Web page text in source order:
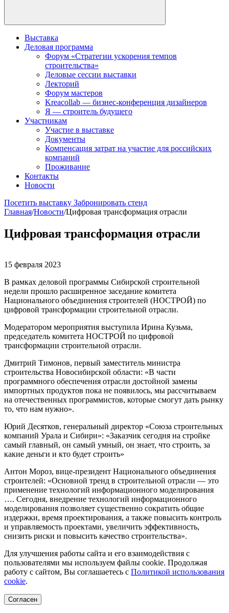
Выставка
Деловая программа
Форум «Стратегии ускорения темпов
строительства»
Деловые сессии выставки
Лекторий
Форум мастеров
Kreacollab — бизнес-конференция дизайнеров
Я — строитель будущего
Участникам
Участие в выставке
Документы
Компенсация затрат на участие для российских
компаний
Проживание
Контакты
Новости
Посетить выставку Забронировать стенд
Главная/Новости/Цифровая трансформация отрасли
Цифровая трансформация отрасли
15 февраля 2023
В рамках деловой программы Сибирской строительной
недели прошло расширенное заседание комитета
Национального объединения строителей (НОСТРОЙ) по
цифровой трансформации строительной отрасли.
Модератором мероприятия выступила Ирина Кузьма,
председатель комитета НОСТРОЙ по цифровой
трансформации строительной отрасли.
Дмитрий Тимонов, первый заместитель министра
строительства Новосибирской области: «В части
программного обеспечения отрасли достойной замены
импортных продуктов пока не появилось, мы рассчитываем
на отечественных программистов, которые смогут дать рынку
то, что нам нужно».
Юрий Десятков, генеральный директор «Союза строительных
компаний Урала и Сибири»: «Заказчик сегодня на стройке
самый главный, он самый умный, он знает, что строить, за
какие деньги и кто будет строить»
Антон Мороз, вице-президент Национального объединения
строителей: «Основной тренд в строительной отрасли — это
применение технологий информационного моделирования
…. Сегодня, внедрение технологий информационного
моделирования позволяет существенно сократить общие
издержки, время проектирования, а также повысить контроль
и управляемость проектами, увеличить эффективность,
снизить риски и повысить качество строительства».
Для улучшения работы сайта и его взаимодействия с
пользователями мы используем файлы cookie. Продолжая
работу с сайтом, Вы соглашаетесь с Политикой использования
cookie.
Согласен